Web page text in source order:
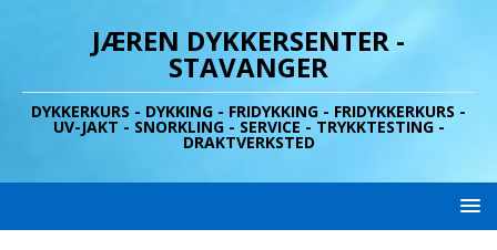
JÆREN DYKKERSENTER -
STAVANGER
DYKKERKURS - DYKKING - FRIDYKKING - FRIDYKKERKURS -
UV-JAKT - SNORKLING - SERVICE - TRYKKTESTING -
DRAKTVERKSTED